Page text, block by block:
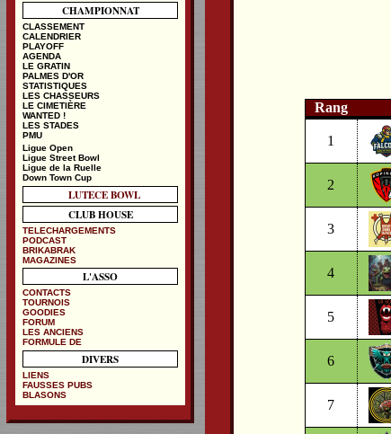
Rang
1
2
3
4
5
6
7
CHAMPIONNAT
CLASSEMENT
CALENDRIER
PLAYOFF
AGENDA
LE GRATIN
PALMES D'OR
STATISTIQUES
LES CHASSEURS
LE CIMETIÈRE
WANTED !
LES STADES
PMU
Ligue Open
Ligue Street Bowl
Ligue de la Ruelle
Down Town Cup
LUTECE BOWL
CLUB HOUSE
TELECHARGEMENTS
PODCAST
BRIKABRAK
MAGAZINES
L'ASSO
CONTACTS
TOURNOIS
GOODIES
FORUM
LES ANCIENS
FORMULE DE
DIVERS
LIENS
FAUSSES PUBS
BLASONS